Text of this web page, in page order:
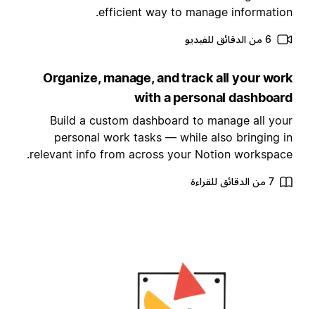
efficient way to manage
6 من الدقائق للفيديو
Organize, manage, and track all your
with a personal
Build a custom dashboard to manage all
personal work tasks — while also bringing
relevant info from across your Notion